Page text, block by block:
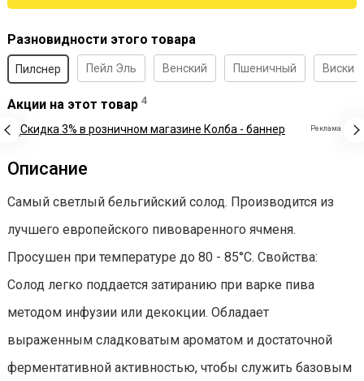
Разновидности этого товара
Пилснер Пейл Эль Венский Пшеничный Виски
Акции на этот товар 4
Реклама
Описание
Самый светлый бельгийский солод. Производится из
лучшего европейского пивоваренного ячменя.
Просушен при температуре до 80 - 85°C. Cвойства:
Солод легко поддается затиранию при варке пива
методом инфузии или декокции. Обладает
выраженным сладковатым ароматом и достаточной
ферментативной активностью, чтобы служить базовым